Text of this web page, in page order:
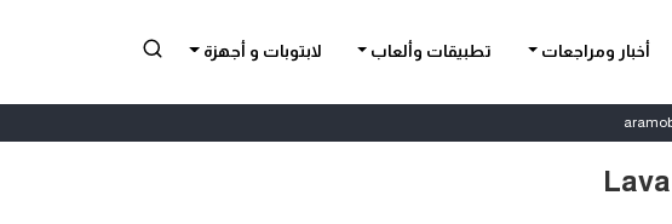
أخبار ومراجعات تطبيقات وألعاب لابتوبات و أجهزة